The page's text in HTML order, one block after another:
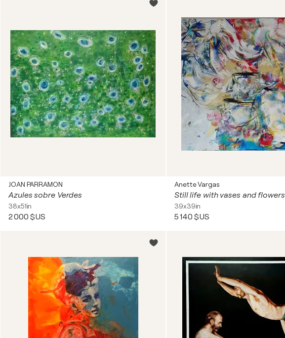
JOAN PARRAMON
Azules sobre Verdes
38x51in
2 000 $US
Anette Vargas
Still life with vases and flowers
39x39in
5 140 $US